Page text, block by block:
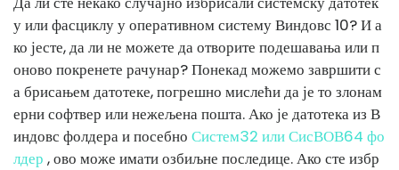
у или фасциклу у оперативном систему Виндовс 10? И а
ко јесте, да ли не можете да отворите подешавања или п
оново покренете рачунар? Понекад можемо завршити с
а брисањем датотеке, погрешно мислећи да је то злонам
ерни софтвер или нежељена пошта. Ако је датотека из В
индовс фолдера и посебно Систем32 или СисВОВ64 фо
лдер , ово може имати озбиљне последице. Ако сте избр